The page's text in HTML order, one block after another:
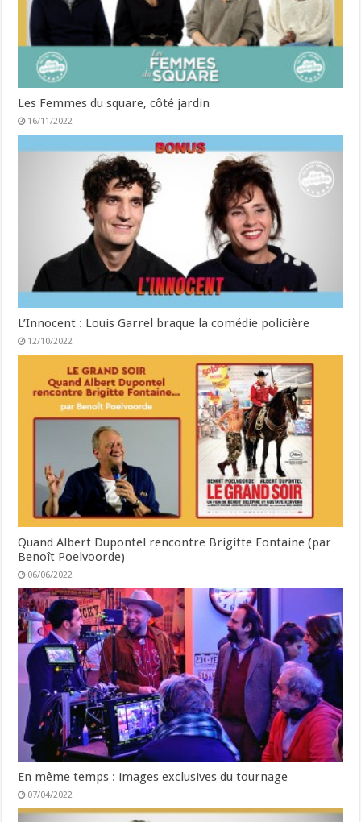
Les Femmes du square, côté jardin
16/11/2022
L’Innocent : Louis Garrel braque la comédie policière
12/10/2022
Quand Albert Dupontel rencontre Brigitte Fontaine (par
Benoît Poelvoorde)
06/06/2022
En même temps : images exclusives du tournage
07/04/2022